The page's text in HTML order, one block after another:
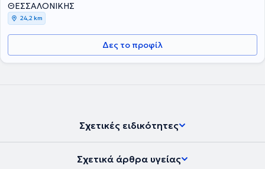
ΘΕΣΣΑΛΟΝΙΚΗΣ
24,2 km
Δες το προφίλ
Σχετικές ειδικότητες
Σχετικά άρθρα υγείας